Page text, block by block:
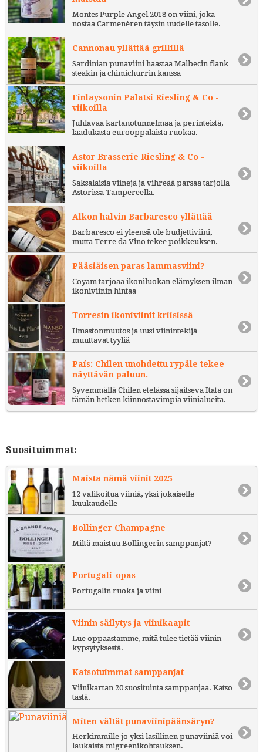
Montes Purple Angel 2018 on viini, joka
nostaa Carmenèren täysin uudelle tasolle.
Cannonau yllättää grillillä
Sardinian punaviini haastaa Malbecin flank
steakin ja chimichurrin kanssa
Finlaysonin Palatsi Riesling & Co -
viikoilla
Juhlavaa kartanotunnelmaa ja perinteistä,
laadukasta eurooppalaista ruokaa.
Astor Brasserie Riesling & Co -
viikoilla
Saksalaisia viinejä ja vihreää parsaa tarjolla
Astorissa Tampereella.
Alkon halvin Barbaresco yllättää
Barbaresco ei yleensä ole budjettiviini,
mutta Terre da Vino tekee poikkeuksen.
Pääsiäisen paras lammasviini?
Coyam tarjoaa ikoniluokan elämyksen ilman
ikoniviinin hintaa
Torresin ikoniviinit kriisissä
Ilmastonmuutos ja uusi viinintekijä
muuttavat tyyliä
País: Chilen unohdettu rypäle tekee
näyttävän paluun.
Syvemmällä Chilen etelässä sijaitseva Itata on
tämän hetken kiinnostavimpia viinialueita.
Suosituimmat:
Maista nämä viinit 2025
12 valikoitua viiniä, yksi jokaiselle
kuukaudelle
Bollinger Champagne
Miltä maistuu Bollingerin samppanjat?
Portugali-opas
Portugalin ruoka ja viini
Viinin säilytys ja viinikaapit
Lue oppaastamme, mitä tulee tietää viinin
kypsytyksestä.
Katsotuimmat samppanjat
Viinikartan 20 suosituinta samppanjaa. Katso
tästä.
Miten vältät punaviinipäänsäryn?
Herkimmille jo yksi lasillinen punaviiniä voi
laukaista migreenikohtauksen.